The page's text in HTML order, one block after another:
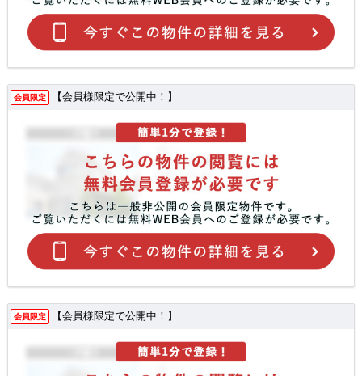
会員限定 【会員様限定で公開中！】
会員限定 【会員様限定で公開中！】